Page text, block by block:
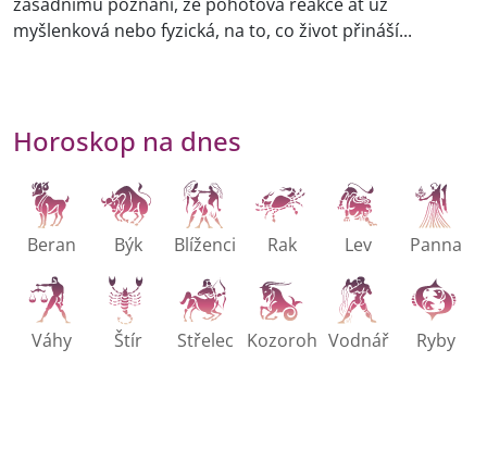
myšlenková nebo fyzická, na to, co život přináší...
Horoskop na dnes
Beran Býk Blíženci Rak Lev Panna
Váhy Štír Střelec Kozoroh Vodnář Ryby